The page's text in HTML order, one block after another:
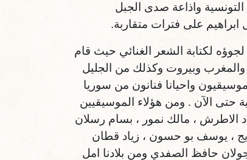
التونسية واذاعة صدى الجبل
ابراهيم على فترات متقاربة.
لكتابة الشعر الغنائي حيث قام
وبيروت وكذلك من الجليل
واحيانا فنانون من سوريا
والجولان والضفة الغربية وقد تم له تلحين وغناء 120 أغنية حتى الآن . ومن هؤلاء الموسيقيين
الاطرش ، مالك نمور ، بسام رسلان
، يوسف بو حسون ، زياد قطان
حافظ الصفدي ومن بلادنا امل